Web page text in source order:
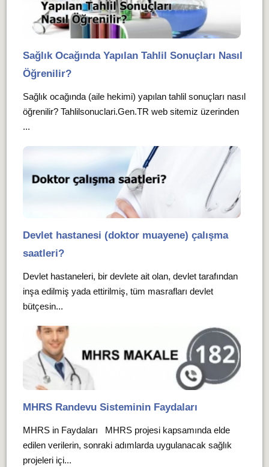
Sağlık Ocağında Yapılan Tahlil Sonuçları Nasıl
Öğrenilir?
Sağlık ocağında (aile hekimi) yapılan tahlil sonuçları nasıl
öğrenilir? Tahlilsonuclari.Gen.TR web sitemiz üzerinden
...
Devlet hastanesi (doktor muayene) çalışma
saatleri?
Devlet hastaneleri, bir devlete ait olan, devlet tarafından
inşa edilmiş yada ettirilmiş, tüm masrafları devlet
bütçesin...
MHRS Randevu Sisteminin Faydaları
MHRS in Faydaları MHRS projesi kapsamında elde
edilen verilerin, sonraki adımlarda uygulanacak sağlık
projeleri içi...